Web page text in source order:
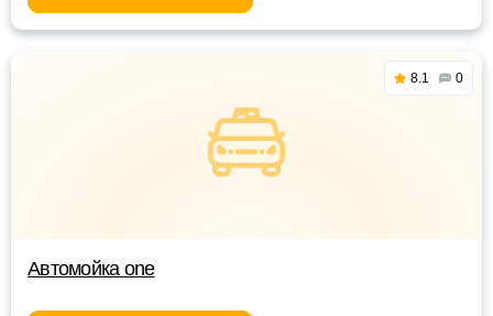
8.1 0
Автомойка one